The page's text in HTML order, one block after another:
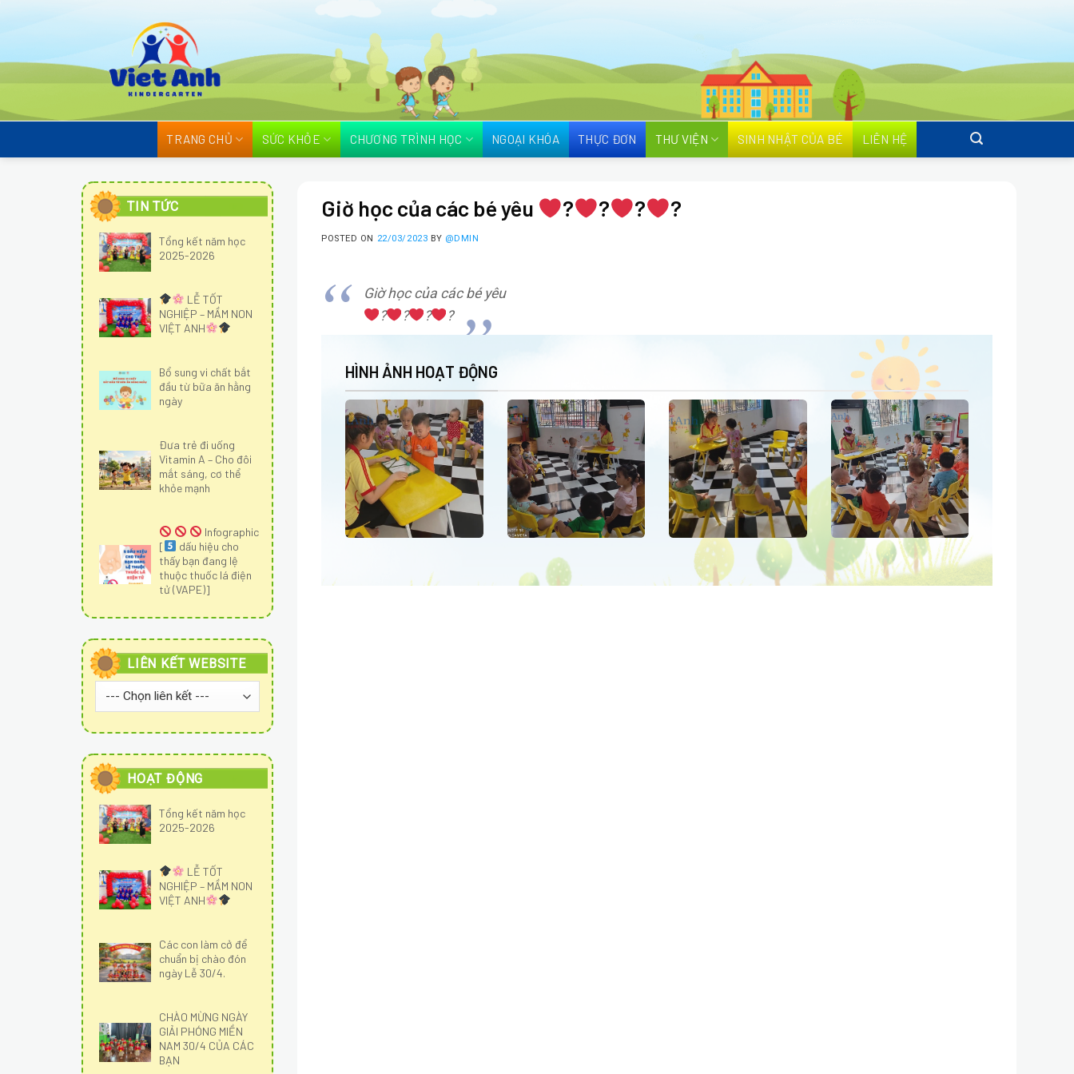
TRANG CHỦ SỨC KHỎE CHƯƠNG TRÌNH HỌC NGOẠI KHÓA THỰC ĐƠN THƯ VIỆN SINH NHẬT CỦA BÉ LIÊN HỆ
TIN TỨC
Tổng kết năm học
2025-2026
LỄ TỐT
NGHIỆP – MẦM NON
VIỆT ANH
Bổ sung vi chất bắt
đầu từ bữa ăn hằng
ngày
Đưa trẻ đi uống
Vitamin A – Cho đôi
mắt sáng, cơ thể
khỏe mạnh
Infographic
[
dấu hiệu cho
thấy bạn đang lệ
thuộc thuốc lá điện
tử (VAPE)]
LIÊN KẾT WEBSITE
HOẠT ĐỘNG
Tổng kết năm học
2025-2026
LỄ TỐT
NGHIỆP – MẦM NON
VIỆT ANH
Các con làm cở để
chuẩn bị chào đón
ngày Lễ 30/4.
CHÀO MỪNG NGÀY
GIẢI PHÓNG MIỀN
NAM 30/4 CỦA CÁC
BẠN
Giờ học của các bé yêu ? ? ? ?
POSTED ON 22/03/2023 BY @DMIN
Giờ học của các bé yêu
?
? ? ?
HÌNH ẢNH HOẠT ĐỘNG